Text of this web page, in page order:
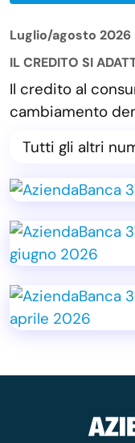
Luglio/agosto 2026
IL CREDITO SI
Il credito al
cambiamento
Tutti gli altri